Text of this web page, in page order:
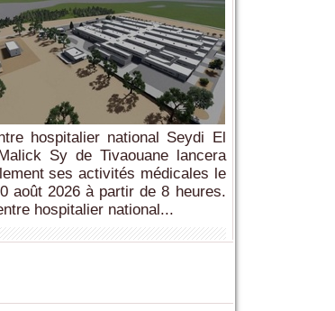
hospitalier national Seydi El
Sy de Tivaouane lancera
ses activités médicales le
août 2026 à partir de 8 heures.
hospitalier national...